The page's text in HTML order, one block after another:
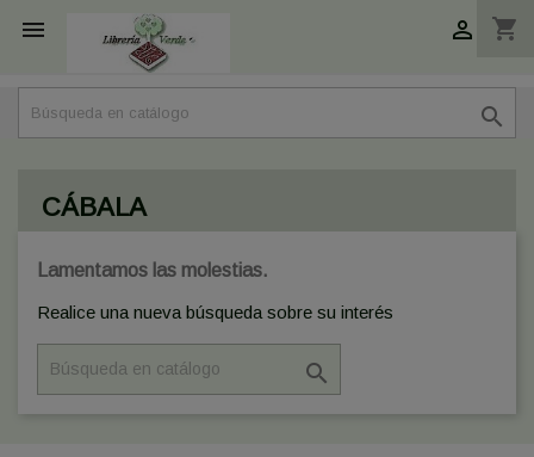
 shopping_cart


CÁBALA
Lamentamos las molestias.
Realice una nueva búsqueda sobre su interés
